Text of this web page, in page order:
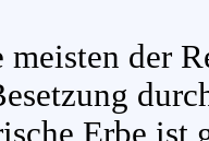
der
Erbe ist